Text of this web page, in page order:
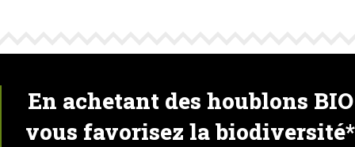
En achetant des houblons BIO
vous favorisez la biodiversité*